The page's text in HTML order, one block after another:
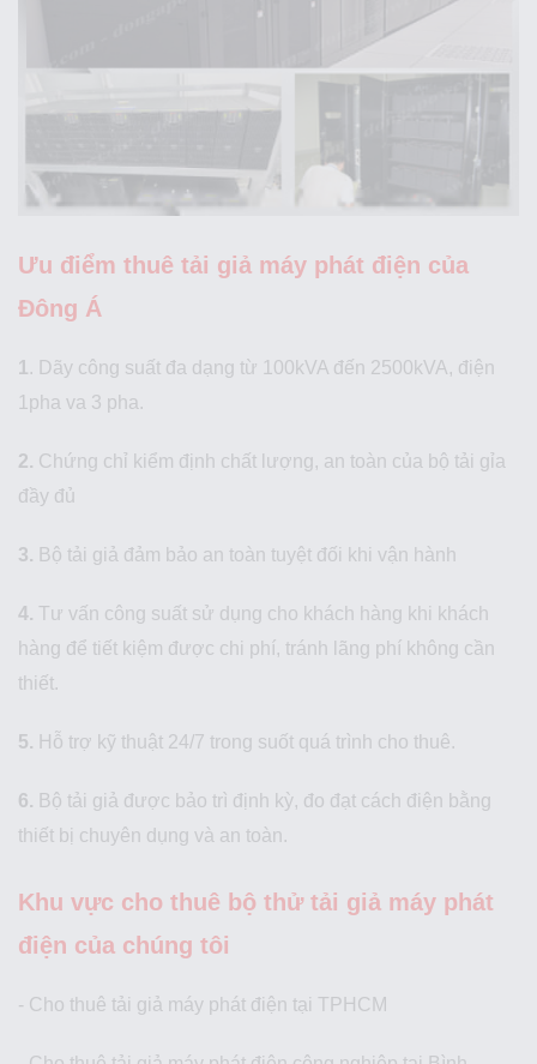
Ưu điểm thuê tải giả máy phát điện của
Đông Á
1 . Dãy công suất đa dạng từ 100kVA đến 2500kVA, điện
1pha va 3 pha.
2. Chứng chỉ kiểm định chất lượng, an toàn của bộ tải gỉa
đầy đủ
3. Bộ tải giả đảm bảo an toàn tuyệt đối khi vận hành
4. Tư vấn công suất sử dụng cho khách hàng khi khách
hàng để tiết kiệm được chi phí, tránh lãng phí không cần
thiết.
5. Hỗ trợ kỹ thuật 24/7 trong suốt quá trình cho thuê.
6. Bộ tải giả được bảo trì định kỳ, đo đạt cách điện bằng
thiết bị chuyên dụng và an toàn.
Khu vực cho thuê bộ thử tải giả máy phát
điện của chúng tôi
- Cho thuê tải giả máy phát điện tại TPHCM